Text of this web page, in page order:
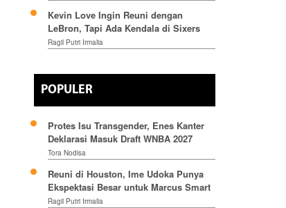
Kevin Love Ingin Reuni dengan
LeBron, Tapi Ada Kendala di Sixers
Ragil Putri Irmalia
POPULER
Protes Isu Transgender, Enes Kanter
Deklarasi Masuk Draft WNBA 2027
Tora Nodisa
Reuni di Houston, Ime Udoka Punya
Ekspektasi Besar untuk Marcus Smart
Ragil Putri Irmalia